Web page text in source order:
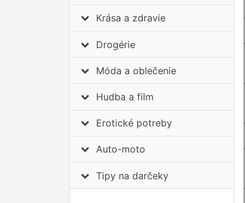
Krása a zdravie
Drogérie
Móda a oblečenie
Hudba a film
Erotické potreby
Auto-moto
Tipy na darčeky